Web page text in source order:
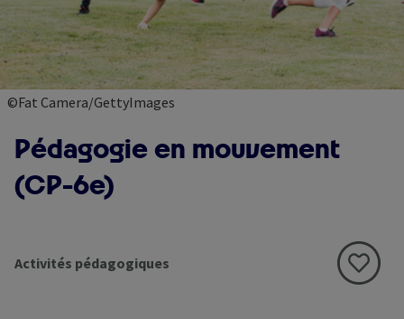
©Fat Camera/GettyImages
Pédagogie en mouvement
(CP-6e)
Activités pédagogiques